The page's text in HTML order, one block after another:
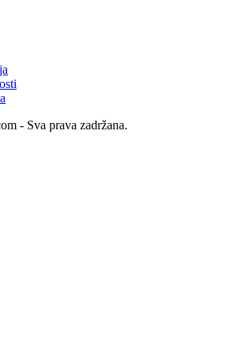
- Sva prava zadržana.